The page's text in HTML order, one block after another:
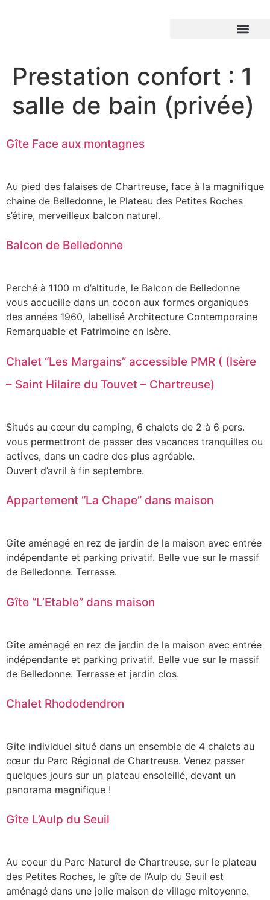
Prestation confort : 1
salle de bain (privée)
Gîte Face aux montagnes
Au pied des falaises de Chartreuse, face à la magnifique
chaine de Belledonne, le Plateau des Petites Roches
s’étire, merveilleux balcon naturel.
Balcon de Belledonne
Perché à 1100 m d’altitude, le Balcon de Belledonne
vous accueille dans un cocon aux formes organiques
des années 1960, labellisé Architecture Contemporaine
Remarquable et Patrimoine en Isère.
Chalet “Les Margains” accessible PMR ( (Isère
– Saint Hilaire du Touvet – Chartreuse)
Situés au cœur du camping, 6 chalets de 2 à 6 pers.
vous permettront de passer des vacances tranquilles ou
actives, dans un cadre des plus agréable.
Ouvert d’avril à fin septembre.
Appartement “La Chape” dans maison
Gîte aménagé en rez de jardin de la maison avec entrée
indépendante et parking privatif. Belle vue sur le massif
de Belledonne. Terrasse.
Gîte “L’Etable” dans maison
Gîte aménagé en rez de jardin de la maison avec entrée
indépendante et parking privatif. Belle vue sur le massif
de Belledonne. Terrasse et jardin clos.
Chalet Rhododendron
Gîte individuel situé dans un ensemble de 4 chalets au
cœur du Parc Régional de Chartreuse. Venez passer
quelques jours sur un plateau ensoleillé, devant un
panorama magnifique !
Gîte L’Aulp du Seuil
Au coeur du Parc Naturel de Chartreuse, sur le plateau
des Petites Roches, le gîte de l’Aulp du Seuil est
aménagé dans une jolie maison de village mitoyenne.